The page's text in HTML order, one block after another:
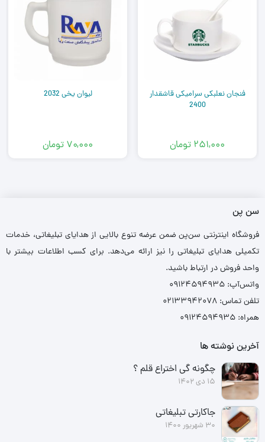
فنجان نعلبکی سرامیکی قاشقدار
2400
۲۵۱,۰۰۰ تومان
لیوان یخی 2032
۷۰,۰۰۰ تومان
سن پن
فروشگاه اینترنتی سن‌پن ضمن عرضه تنوع بالایی از هدایای تبلیغاتی، خدمات
تکمیلی هدایای تبلیغاتی را نیز ارائه می‌دهد. برای کسب اطلاعات بیشتر با
واحد فروش در ارتباط باشید.
واتس‌آپ: ۰۹۱۲۴۵۹۴۹۳۵
تلفن تماس: ۰۲۱۳۳۹۴۲۰۷۸
همراه: ۰۹۱۲۴۵۹۴۹۳۵
آخرین نوشته ها
چگونه گی اختراع قلم ؟
15 دی 1402
جاکارتی تبلیغاتی
30 شهریور 1400